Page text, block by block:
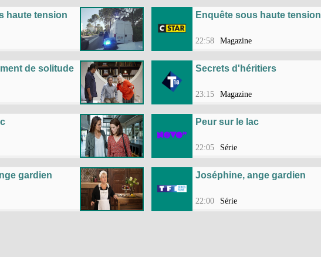
haute tension Enquête sous haute tension
22:58 Magazine
de solitude Secrets d'héritiers
23:15 Magazine
Peur sur le lac
22:05 Série
gardien Joséphine, ange gardien
22:00 Série